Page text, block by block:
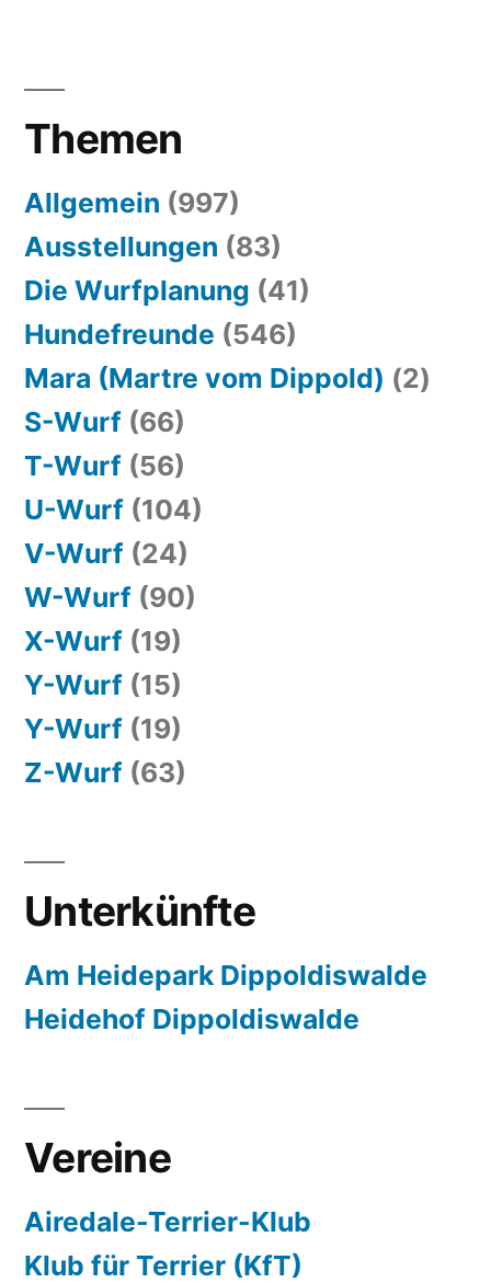
Themen
Allgemein (997)
Ausstellungen (83)
Die Wurfplanung (41)
Hundefreunde (546)
Mara (Martre vom Dippold) (2)
S-Wurf (66)
T-Wurf (56)
U-Wurf (104)
V-Wurf (24)
W-Wurf (90)
X-Wurf (19)
Y-Wurf (15)
Y-Wurf (19)
Z-Wurf (63)
Unterkünfte
Am Heidepark Dippoldiswalde
Heidehof Dippoldiswalde
Vereine
Airedale-Terrier-Klub
Klub für Terrier (KfT)